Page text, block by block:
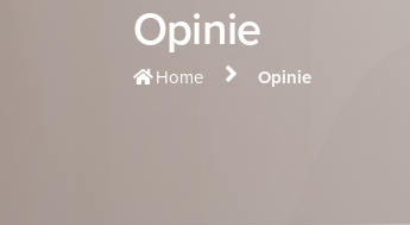
Opinie
Home Opinie